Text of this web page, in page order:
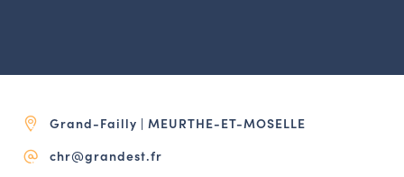
OUTILS EN LIGNE
Espace acteurs
Grand-Failly | MEURTHE-ET-MOSELLE
chr@grandest.fr